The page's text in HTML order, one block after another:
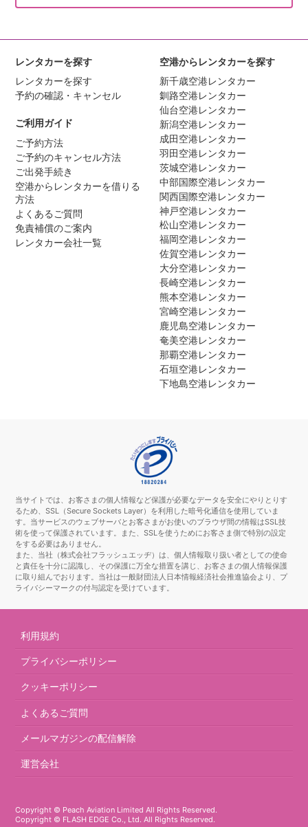
レンタカーを探す
レンタカーを探す
予約の確認・キャンセル
ご利用ガイド
ご予約方法
ご予約のキャンセル方法
ご出発手続き
空港からレンタカーを借りる
方法
よくあるご質問
免責補償のご案内
レンタカー会社一覧
空港からレンタカーを探す
新千歳空港レンタカー
釧路空港レンタカー
仙台空港レンタカー
新潟空港レンタカー
成田空港レンタカー
羽田空港レンタカー
茨城空港レンタカー
中部国際空港レンタカー
関西国際空港レンタカー
神戸空港レンタカー
松山空港レンタカー
福岡空港レンタカー
佐賀空港レンタカー
大分空港レンタカー
長崎空港レンタカー
熊本空港レンタカー
宮崎空港レンタカー
鹿児島空港レンタカー
奄美空港レンタカー
那覇空港レンタカー
石垣空港レンタカー
下地島空港レンタカー
当サイトでは、お客さまの個人情報など保護が必要なデータを安全にやりとりす
るため、SSL（Secure Sockets Layer）を利用した暗号化通信を使用していま
す。当サービスのウェブサーバとお客さまがお使いのブラウザ間の情報はSSL技
術を使って保護されています。また、SSLを使うためにお客さま側で特別の設定
をする必要はありません。
また、当社（株式会社フラッシュエッヂ）は、個人情報取り扱い者としての使命
と責任を十分に認識し、その保護に万全な措置を講じ、お客さまの個人情報保護
に取り組んでおります。当社は一般財団法人日本情報経済社会推進協会より、プ
ライバシーマークの付与認定を受けています。
利用規約
プライバシーポリシー
クッキーポリシー
よくあるご質問
メールマガジンの配信解除
運営会社
Copyright © Peach Aviation Limited All Rights Reserved.
Copyright © FLASH EDGE Co., Ltd. All Rights Reserved.